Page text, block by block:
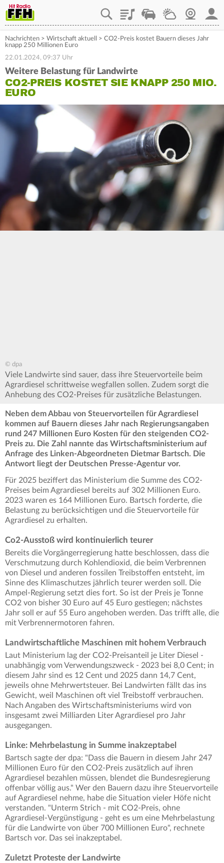
PlaylistStaupilotWetterWebcam
Nachrichten > Wirtschaft aktuell > CO2-Preis kostet Bauern dieses Jahr
knapp 250 Millionen Euro
22.01.2024, 09:37 Uhr
Weitere Belastung für Landwirte
CO2-PREIS KOSTET SIE KNAPP 250 MIO.
EURO
© dpa
Viele Landwirte sind sauer, dass ihre Steuervorteile beim
Agrardiesel schrittweise wegfallen sollen. Zudem sorgt die
Anhebung des CO2-Preises für zusätzliche Belastungen.
Neben dem Abbau von Steuervorteilen für Agrardiesel
kommen auf Bauern dieses Jahr nach Regierungsangaben
rund 247 Millionen Euro Kosten für den steigenden CO2-
Preis zu. Die Zahl nannte das Wirtschaftsministerium auf
Anfrage des Linken-Abgeordneten Dietmar Bartsch. Die
Antwort liegt der Deutschen Presse-Agentur vor.
Für 2025 beziffert das Ministerium die Summe des CO2-
Preises beim Agrardiesel bereits auf 302 Millionen Euro.
2023 waren es 164 Millionen Euro. Bartsch forderte, die
Belastung zu berücksichtigen und die Steuervorteile für
Agrardiesel zu erhalten.
Co2-Ausstoß wird kontinuierlich teurer
Bereits die Vorgängerregierung hatte beschlossen, dass die
Verschmutzung durch Kohlendioxid, die beim Verbrennen
von Diesel und anderen fossilen Treibstoffen entsteht, im
Sinne des Klimaschutzes jährlich teurer werden soll. Die
Ampel-Regierung setzt dies fort. So ist der Preis je Tonne
CO2 von bisher 30 Euro auf 45 Euro gestiegen; nächstes
Jahr soll er auf 55 Euro angehoben werden. Das trifft alle, die
mit Verbrennermotoren fahren.
Landwirtschaftliche Maschinen mit hohem Verbrauch
Laut Ministerium lag der CO2-Preisanteil je Liter Diesel -
unabhängig vom Verwendungszweck - 2023 bei 8,0 Cent; in
diesem Jahr sind es 12 Cent und 2025 dann 14,7 Cent,
jeweils ohne Mehrwertsteuer. Bei Landwirten fällt das ins
Gewicht, weil Maschinen oft viel Treibstoff verbrauchen.
Nach Angaben des Wirtschaftsministeriums wird von
insgesamt zwei Milliarden Liter Agrardiesel pro Jahr
ausgegangen.
Linke: Mehrbelastung in Summe inakzeptabel
Bartsch sagte der dpa: "Dass die Bauern in diesem Jahr 247
Millionen Euro für den CO2-Preis zusätzlich auf ihren
Agrardiesel bezahlen müssen, blendet die Bundesregierung
offenbar völlig aus." Wer den Bauern dazu ihre Steuervorteile
auf Agrardiesel nehme, habe die Situation vieler Höfe nicht
verstanden. "Unterm Strich - mit CO2-Preis, ohne
Agrardiesel-Vergünstigung - geht es um eine Mehrbelastung
für die Landwirte von über 700 Millionen Euro", rechnete
Bartsch vor. Das sei inakzeptabel.
Zuletzt Proteste der Landwirte